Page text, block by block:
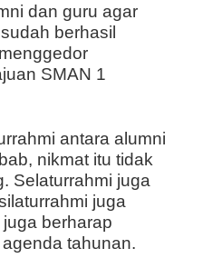
dan guru agar
berhasil
SMAN 1
antara alumni
nikmat itu tidak
Selaturrahmi juga
juga
berharap
tahunan.